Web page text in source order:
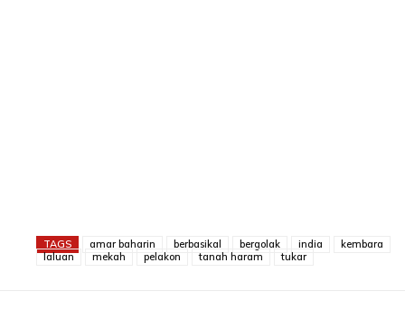
TAGS amar baharin berbasikal bergolak india
kembara
laluan
mekah pelakon tanah haram tukar